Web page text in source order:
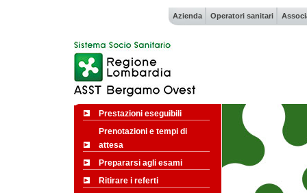
Azienda Operatori sanitari
Prestazioni eseguibili
Prenotazioni e tempi di
attesa
Prepararsi agli esami
Ritirare i referti